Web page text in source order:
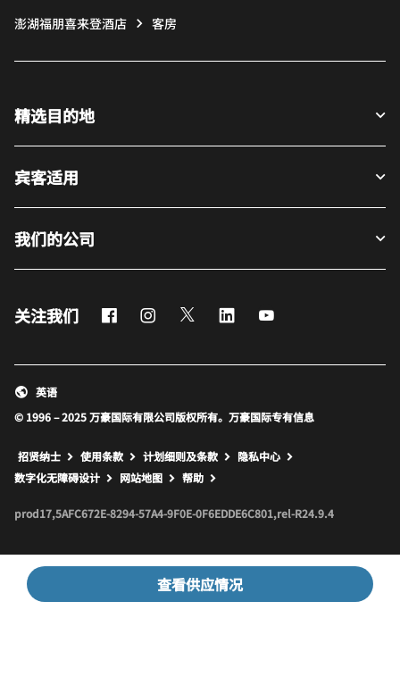
查看供应情况
澎湖福朋喜来登酒店 客房
精选目的地
宾客适用
我们的公司
关注我们 FacebookInstagram
Twitter LinkedIn
© 1996 – 2025 万豪国际有限公司版权所有。万豪国际专有信息
英语
招贤纳士 使用条款 计划细则及条款
隐私中心
数字化无障碍设计
网站地图 打开新窗口
帮助
prod17,5AFC672E-8294-57A4-9F0E-0F6EDDE6C801,rel-R24.9.4